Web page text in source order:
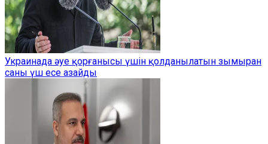
Украинада әуе қорғанысы үшін қолданылатын зымыран
саны үш есе азайды